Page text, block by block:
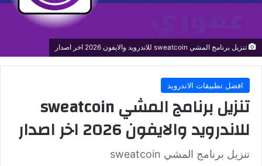
تنزيل برنامج المشي sweatcoin للاندرويد والايفون 2026 اخر اصدار
افضل تطبيقات الاندرويد
تنزيل برنامج المشي sweatcoin
للاندرويد والايفون 2026 اخر اصدار
تنزيل برنامج المشي sweatcoin